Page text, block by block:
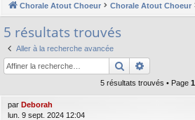
ès
ra
pi
de
u
Chorale Atout Choeur Chorale Atout Choeur
5 résultats trouvés
Aller à la recherche avancée
Rechercher
5 résultats trouvés • Page 1
par Deborah
lun. 9 sept. 2024 12:04